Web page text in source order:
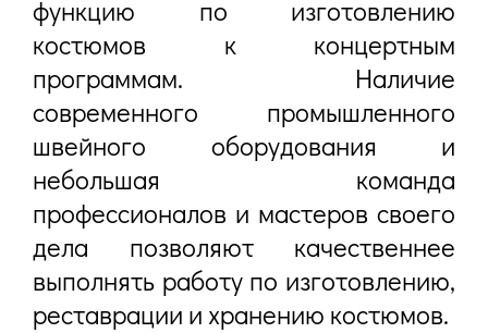
функцию по изготовлению
костюмов к концертным
программам. Наличие
современного промышленного
швейного оборудования и
небольшая команда
профессионалов и мастеров своего
дела позволяют качественнее
выполнять работу по изготовлению,
реставрации и хранению костюмов.